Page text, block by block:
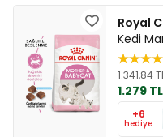
Royal
Kedi
1.341,84
1.279 TL
+6
hediye